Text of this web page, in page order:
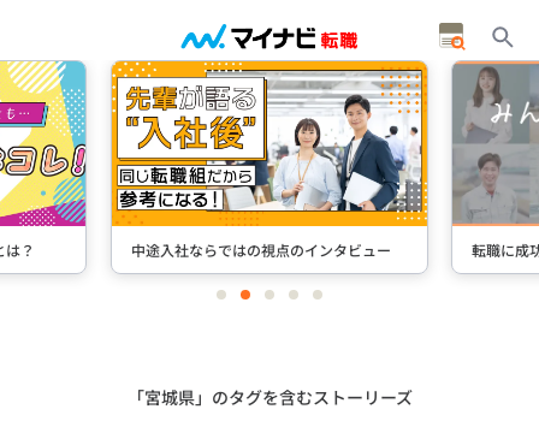
ュー 転職に成功した先輩たちのインタビュー ＋
itemitemitemitemitem
「宮城県」のタグを含むストーリーズ